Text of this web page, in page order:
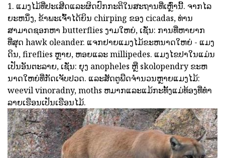
1. ແມງໄມ້ທີ່ປະເສີດແລະຜິດປົກກະຕິໃນສະຖານທີ່ເຫຼົ່ານີ້. ຈາກໄລ
ຍະຫນຶ່ງ, ຂ້າພະເຈົ້າໄດ້ຍິນ chirping ຂອງ cicadas, ທ່ານ
ສາມາດຊອກຫາ butterflies ງາມໃຫຍ່, ເຊັ່ນ: ການທີ່ຫາຍາກ
ທີ່ສຸດ hawk oleander. ແຈກຢາຍແມງໄມ້ຂະຫນາດໃຫຍ່ - ແມງ
ດິນ, fireflies ຫຼາຍ, ຫອຍແລະ millipedes. ແມງໄຂປາໃນແມ່ນ
ເປັນອັນຕະລາຍ, ເຊັ່ນ: ຍຸງ anopheles ຫຼື skolopendry ຂະຫ
ນາດໃຫຍ່ທີ່ກັດເຈັບປວດ. ແລະສັດຕູພືດຈໍານວນຫຼາຍແມງໄມ້:
weevil vinoradny, moths ຫມາກແລະແມ້ກະທັ້ງແມ່ທ້ອງທີ່ທໍາ
ລາຍເຮືອນເປັນເຮືອນໄມ້.